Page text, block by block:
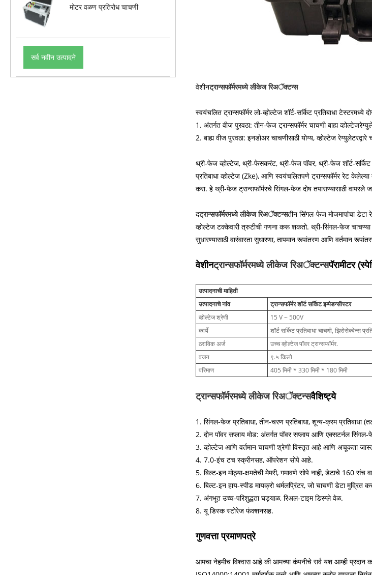
मोटर वळण प्रतिरोध चाचणी
सर्व नवीन उत्पादने
वेशीनट्रान्सफॉर्मरमध्ये लीकेज रिअॅक्टन्स
स्वयंचलित ट्रान्सफॉर्मर लो-व्होल्टेज शॉर्ट-सर्किट प्रतिबाधा
1. अंतर्गत वीज पुरवठा: तीन-फेज ट्रान्सफॉर्मर चाचणी बाह्य
2. बाह्य वीज पुरवठा: इनडोअर चाचणीसाठी योग्य, व्होल्टेज रेग्युलेटरद्वारे
थ्री-फेज व्होल्टेज, थ्री-फेसकरंट, थ्री-फेज पॉवर, थ्री-फेज शॉर्ट-सर्किट
प्रतिबाधा व्होल्टेज (Zke), आणि स्वयंचलितपणे ट्रान्सफॉर्मर रेट
करा. हे थ्री-फेज ट्रान्सफॉर्मरचे सिंगल-फेज दोष तपासण्यासाठी
दट्रान्सफॉर्मरमध्ये लीकेज रिअॅक्टन्सतीन सिंगल-फेज मोजमापांचा डेटा
व्होल्टेज टक्केवारी त्रुटीची गणना करू शकतो. थ्री-सिंगल-फेज चाचण्या
सुधारण्यासाठी वारंवारता सुधारणा, तापमान रूपांतरण आणि वर्तमान
वेशीनट्रान्सफॉर्मरमध्ये लीकेज रिअॅक्टन्सपॅरामीटर
उत्पादनाची माहिती
उत्पादनाचे नांव
ट्रान्सफॉर्मर शॉर्ट सर्किट इम्पेडन्सीस्टर
व्होल्टेज श्रेणी
15 V ~ 500V
कार्ये
शॉर्ट सर्किट प्रतिबाधा चाचणी, झिरोसेक्वेन्स
ठराविक अर्ज
उच्च व्होल्टेज पॉवर ट्रान्सफॉर्मर.
वजन
९.५ किलो
परिमाण
405 मिमी * 330 मिमी * 180 मिमी
ट्रान्सफॉर्मरमध्ये लीकेज रिअॅक्टन्सवैशिष्ट्ये
1. सिंगल-फेज प्रतिबाधा, तीन-चरण प्रतिबाधा, शून्य-क्रम प्रतिबाधा
2. दोन पॉवर सप्लाय मोड: अंतर्गत पॉवर सप्लाय आणि एक्सटर्नल
3. व्होल्टेज आणि वर्तमान चाचणी श्रेणी विस्तृत आहे आणि अचूकता
4. 7.0-इंच टच स्क्रीनसह, ऑपरेशन सोपे आहे.
5. बिल्ट-इन मोठ्या-क्षमतेची मेमरी, गमावणे सोपे नाही, डेटाचे 160 संच
6. बिल्ट-इन हाय-स्पीड मायक्रो थर्मलप्रिंटर, जो चाचणी डेटा मुद्रित
7. अंगभूत उच्च-परिशुद्धता घड्याळ, रिअल-टाइम डिस्प्ले वेळ.
8. यू डिस्क स्टोरेज फंक्शनसह.
गुणवत्ता प्रमाणपत्रे
आमचा नेहमीच विश्वास आहे की आमच्या कंपनीचे सर्व यश आम्ही